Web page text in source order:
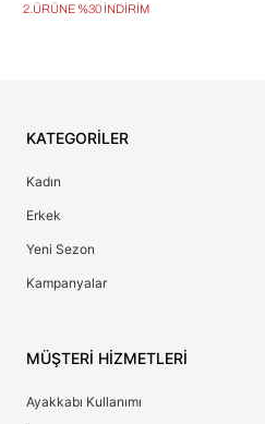
2.ÜRÜNE %30 İNDİRİM
KATEGORİLER
Kadın
Erkek
Yeni Sezon
Kampanyalar
MÜŞTERİ HİZMETLERİ
Ayakkabı Kullanımı